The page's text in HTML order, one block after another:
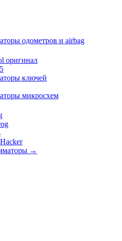
одометров и airbag
оригинал
ключей
микросхем
→